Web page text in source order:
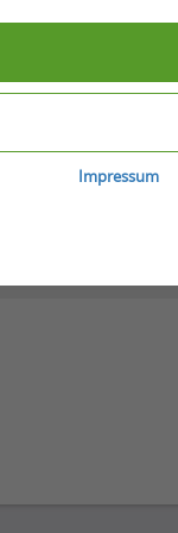
Impressum